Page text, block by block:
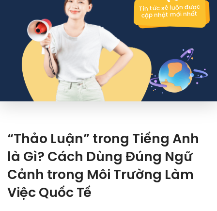
Tin tức sẽ luôn được
cập nhật mới nhất
“Thảo Luận” trong Tiếng Anh
là Gì? Cách Dùng Đúng Ngữ
Cảnh trong Môi Trường Làm
Việc Quốc Tế